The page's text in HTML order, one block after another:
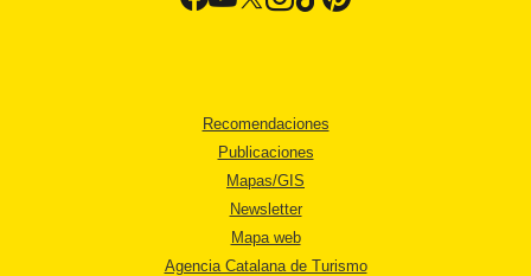
Recomendaciones
Publicaciones
Mapas/GIS
Newsletter
Mapa web
Agencia Catalana de Turismo